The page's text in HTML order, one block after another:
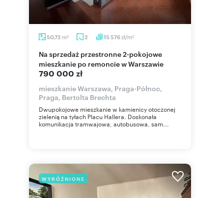
50,72 m2 2 15 576zł/m2
Na sprzedaż przestronne 2-pokojowe
mieszkanie po remoncie w Warszawie
790 000 zł
mieszkanie Warszawa, Praga-Północ,
Praga, Bertolta Brechta
Dwupokojowe mieszkanie w kamienicy otoczonej
zielenią na tyłach Placu Hallera. Doskonała
komunikacja tramwajowa, autobusowa, sam...
WYRÓŻNIONE